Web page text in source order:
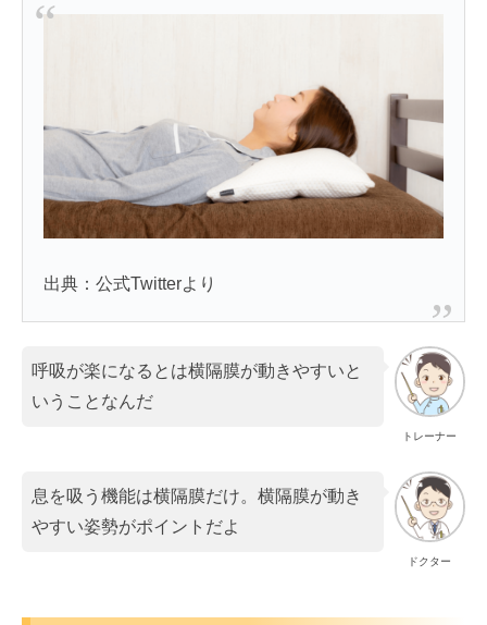
出典：公式Twitterより
トレーナー
呼吸が楽になるとは横隔膜が動きやすいと
いうことなんだ
ドクター
息を吸う機能は横隔膜だけ。横隔膜が動き
やすい姿勢がポイントだよ